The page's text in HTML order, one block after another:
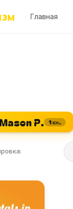
Главная
P. 1 кн.